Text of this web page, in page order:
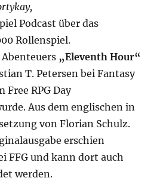
Podcast über das
Rollenspiel.
„Eleventh Hour“
T. Petersen bei Fantasy
Free RPG Day
Aus dem englischen in
von Florian Schulz.
erschien
FFG und kann dort auch
werden.